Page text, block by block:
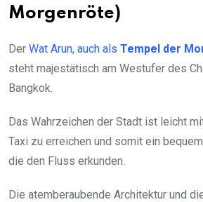
Morgenröte)
Der Wat Arun, auch als Tempel der
steht majestätisch am Westufer des
Bangkok.
Das Wahrzeichen der Stadt ist leicht
Taxi zu erreichen und somit ein
die den Fluss erkunden.
Die atemberaubende Architektur und